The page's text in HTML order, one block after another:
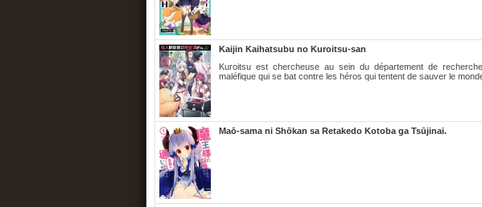
Kaijin Kaihatsubu no Kuroitsu-san
Kuroitsu est chercheuse au sein du département de
maléfique qui se bat contre les héros qui tentent de sauver le
Maō-sama ni Shōkan sa Retakedo Kotoba ga Tsūjinai.